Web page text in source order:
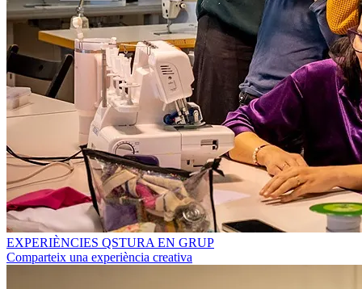
EXPERIÈNCIES QSTURA EN GRUP
Comparteix una experiència creativa